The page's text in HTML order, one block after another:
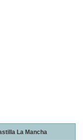
La Mancha